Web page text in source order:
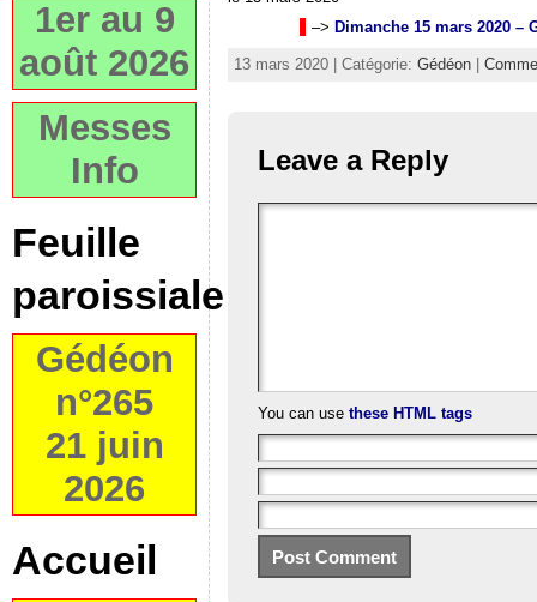
1er au 9
août 2026
Messes
Info
Feuille
paroissiale
Gédéon
n°265
21 juin
2026
Accueil
–> Dimanche 15 mars 2020 –
13 mars 2020 | Catégorie: Gédéon
Leave a Reply
You can use these HTML tags